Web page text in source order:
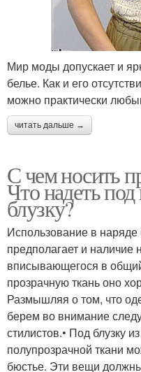
Мир моды допускает и
белье. Как и его
можно практически
читать дальше →
С чем носить
Что надеть
блузку?
Использование в наряде
предполагает и наличие
вписывающегося в
прозрачную ткань оно
Размышляя о том, что
берем во внимание
стилистов.• Под блузку
полупрозрачной ткани
бюстье. Эти вещи